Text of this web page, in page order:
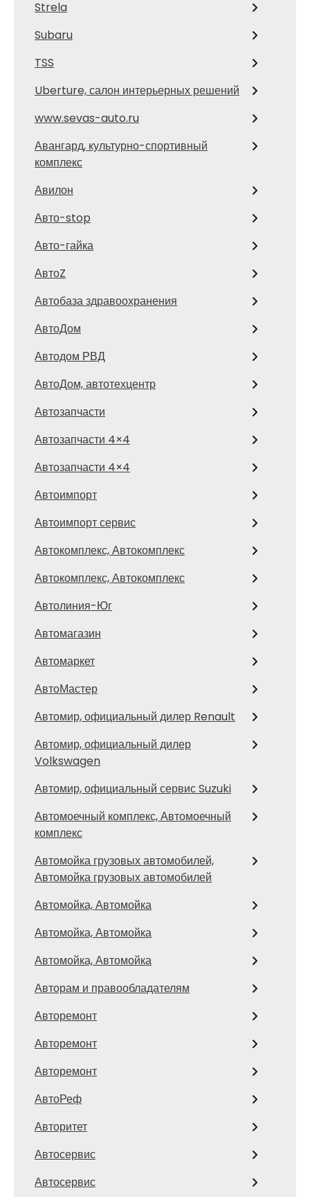
Strela
Subaru
TSS
Uberture, салон интерьерных решений
www.sevas-auto.ru
Авангард, культурно-спортивный
комплекс
Авилон
Авто-stop
Авто-гайка
АвтоZ
Автобаза здравоохранения
АвтоДом
Автодом РВД
АвтоДом, автотехцентр
Автозапчасти
Автозапчасти 4×4
Автозапчасти 4×4
Автоимпорт
Автоимпорт сервис
Автокомплекс, Автокомплекс
Автокомплекс, Автокомплекс
Автолиния-Юг
Автомагазин
Автомаркет
АвтоМастер
Автомир, официальный дилер Renault
Автомир, официальный дилер
Volkswagen
Автомир, официальный сервис Suzuki
Автомоечный комплекс, Автомоечный
комплекс
Автомойка грузовых автомобилей,
Автомойка грузовых автомобилей
Автомойка, Автомойка
Автомойка, Автомойка
Автомойка, Автомойка
Авторам и правообладателям
Авторемонт
Авторемонт
Авторемонт
АвтоРеф
Авторитет
Автосервис
Автосервис